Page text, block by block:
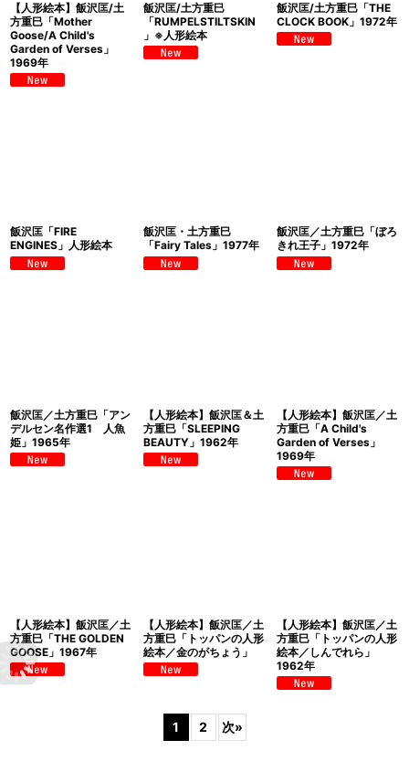
【人形絵本】飯沢匡/土
方重巳「Mother
Goose/A Child's
Garden of Verses」
1969年
飯沢匡/土方重巳
「RUMPELSTILTSKIN
」※人形絵本
飯沢匡/土方重巳「THE
CLOCK BOOK」1972年
飯沢匡「FIRE
ENGINES」人形絵本
飯沢匡・土方重巳
「Fairy Tales」1977年
飯沢匡／土方重巳「ぼろ
きれ王子」1972年
飯沢匡／土方重巳「アン
デルセン名作選1 人魚
姫」1965年
【人形絵本】飯沢匡＆土
方重巳「SLEEPING
BEAUTY」1962年
【人形絵本】飯沢匡／土
方重巳「A Child's
Garden of Verses」
1969年
【人形絵本】飯沢匡／土
方重巳「THE GOLDEN
GOOSE」1967年
【人形絵本】飯沢匡／土
方重巳「トッパンの人形
絵本／金のがちょう」
【人形絵本】飯沢匡／土
方重巳「トッパンの人形
絵本／しんでれら」
1962年
1 2 次»